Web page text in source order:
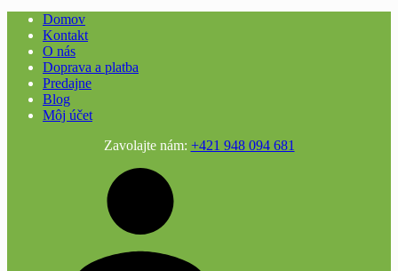
Domov
Kontakt
O nás
Doprava a platba
Predajne
Blog
Môj účet
Zavolajte nám: +421 948 094 681